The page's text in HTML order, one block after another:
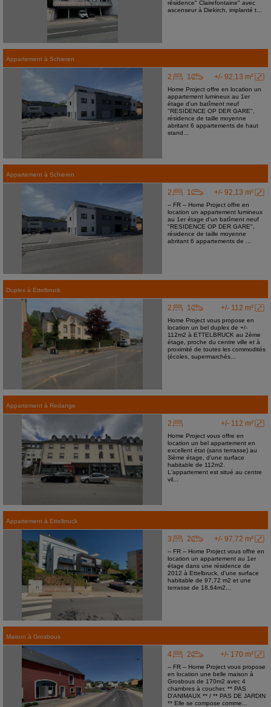
résidence" Clairefontaine" avec
ascenseur à Diekirch, implanté t...
Appartement à Schieren
+/- 92,13 m²
2 1
Home Project offre en location un
appartement lumineux au 1er
étage d'un batîment neuf
"RESIDENCE OP DER GARE",
résidence de taille moyenne
abritant 6 appartements de haut
stand...
Appartement à Schieren
+/- 92,13 m²
2 1
-- FR -- Home Project offre en
location un appartement lumineux
au 1er étage d'un batîment neuf
"RESIDENCE OP DER GARE",
résidence de taille moyenne
abritant 6 appartements de ...
Duplex à Ettelbruck
+/- 112 m²
2 1
Home Project vous propose en
location un bel duplex de +/-
112m2 à ETTELBRUCK au 2ème
étage, proche du centre ville et à
proximité de toutes les commodités
(écoles, supermarchés...
Appartement à Redange
+/- 112 m²
2
Home Project vous offre en
location un bel appartement en
excellent état (sans terrasse) au
3ième étage, d'une surface
habitable de 112m2.
L'appartement est situé au centre
vil...
Appartement à Ettelbruck
+/- 97,72 m²
3 2
-- FR -- Home Project vous offre en
location un appartement au 1er
étage dans une résidence de
2012 à Ettelbruck, d'une surface
habitable de 97,72 m2 et une
terrasse de 18,64m2...
Maison à Grosbous
+/- 170 m²
4 2
-- FR -- Home Project vous propose
en location une belle maison à
Grosbous de 170m2 avec 4
chambres à coucher. ** PAS
D'ANIMAUX ** / ** PAS DE JARDIN
** Elle se compose comme...